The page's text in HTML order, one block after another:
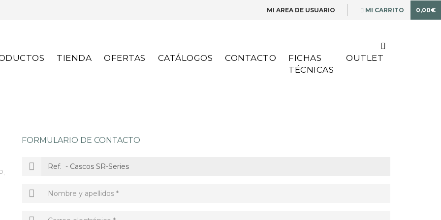
MI CARRITO 0,00€
MI AREA DE USUARIO
TIENDA OFERTAS CATÁLOGOS CONTACTO
FICHAS
TÉCNICAS
OUTLET
FORMULARIO DE CONTACTO